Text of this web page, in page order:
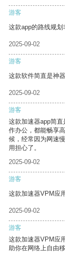
游客
这款app的路线规划
2025-09-02
游客
这款软件简直是神
2025-09-02
游客
这款加速器app简
作办公，都能畅享
候，经常因为网速
用担心了。
2025-09-02
游客
这款加速器VPM应
2025-09-02
游客
这款加速器VPM应
助你在网络上自由移